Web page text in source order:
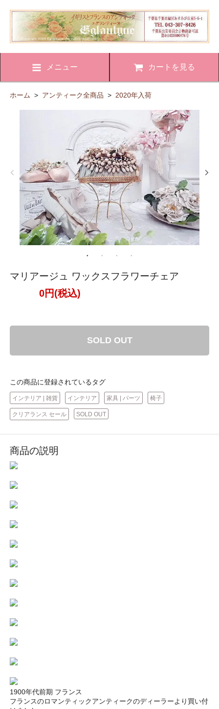
メニュー カートを見る
ホーム > アンティーク全商品 > 2020年入荷
マリアージュ ワックスフラワーチェア
0円(税込)
SOLD OUT
この商品に登録されているタグ
インテリア | 雑貨 インテリア 家具 | パーツ 椅子
クリアランス セール SOLD OUT
商品の説明
1900年代前期 フランス
フランスのロマンティックアンティークのディーラーより買い付